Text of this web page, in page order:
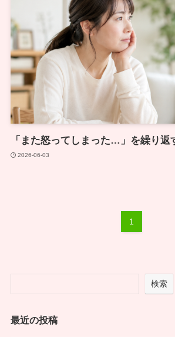
「また怒ってしまった…」を繰り返
2026-06-03
1
検索
最近の投稿